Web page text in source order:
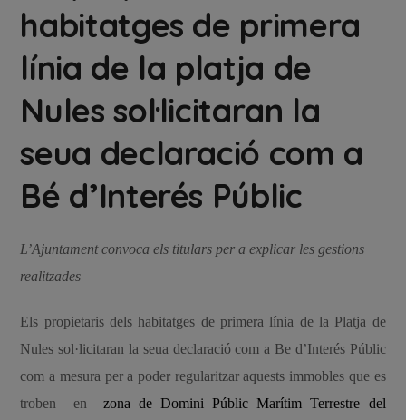
habitatges de primera
línia de la platja de
Nules sol·licitaran la
seua declaració com a
Bé d’Interés Públic
L’Ajuntament convoca els titulars per a explicar les gestions
realitzades
Els propietaris dels habitatges de primera línia de la Platja de
Nules sol·licitaran la seua declaració com a Be d’Interés Públic
com a mesura per a poder regularitzar aquests immobles que es
troben en zona de Domini Públic Marítim Terrestre del